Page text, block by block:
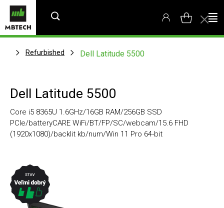
Refurbished Dell Latitude 5500
Dell Latitude 5500
Core i5 8365U 1.6GHz/16GB RAM/256GB SSD
PCIe/batteryCARE WiFi/BT/FP/SC/webcam/15.6 FHD
(1920x1080)/backlit kb/num/Win 11 Pro 64-bit